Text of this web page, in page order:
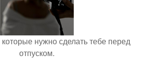
нужно сделать тебе перед
отпуском.